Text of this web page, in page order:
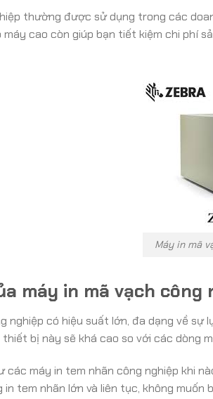
thường được sử dụng trong các
cao còn giúp bạn tiết kiệm chi phí
Máy in mã
máy in mã vạch công
nghiệp có hiệu suất lớn, đa dạng về
bị này sẽ khá cao so với các dòng
máy in tem nhãn công nghiệp khi
tem nhãn lớn và liên tục, không